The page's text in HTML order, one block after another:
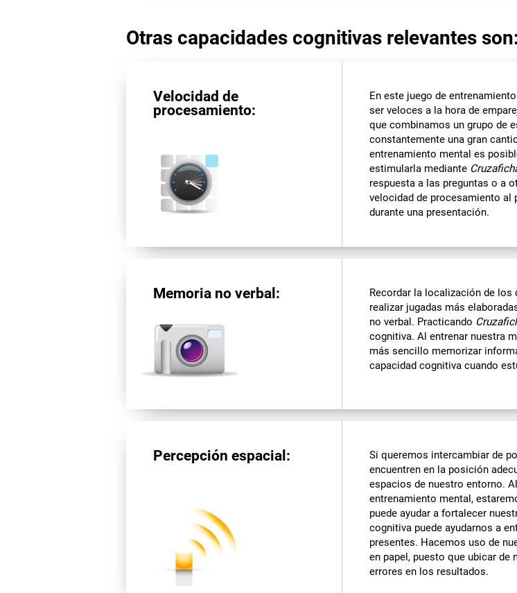
Otras capacidades cognitivas relevantes
Velocidad de
procesamiento:
En este juego de
ser veloces a la hora de
que combinamos un grupo de
constantemente una gran
entrenamiento mental es
estimularla mediante
respuesta a las preguntas o a
velocidad de procesamiento al
durante una presentación.
Memoria no verbal:
Recordar la localización de los
realizar jugadas más
no verbal. Practicando
cognitiva. Al entrenar nuestra
más sencillo memorizar
capacidad cognitiva cuando
Percepción espacial:
Si queremos intercambiar de
encuentren en la posición
espacios de nuestro entorno.
entrenamiento mental,
puede ayudar a fortalecer
cognitiva puede ayudarnos a
presentes. Hacemos uso de
en papel, puesto que ubicar
errores en los resultados.